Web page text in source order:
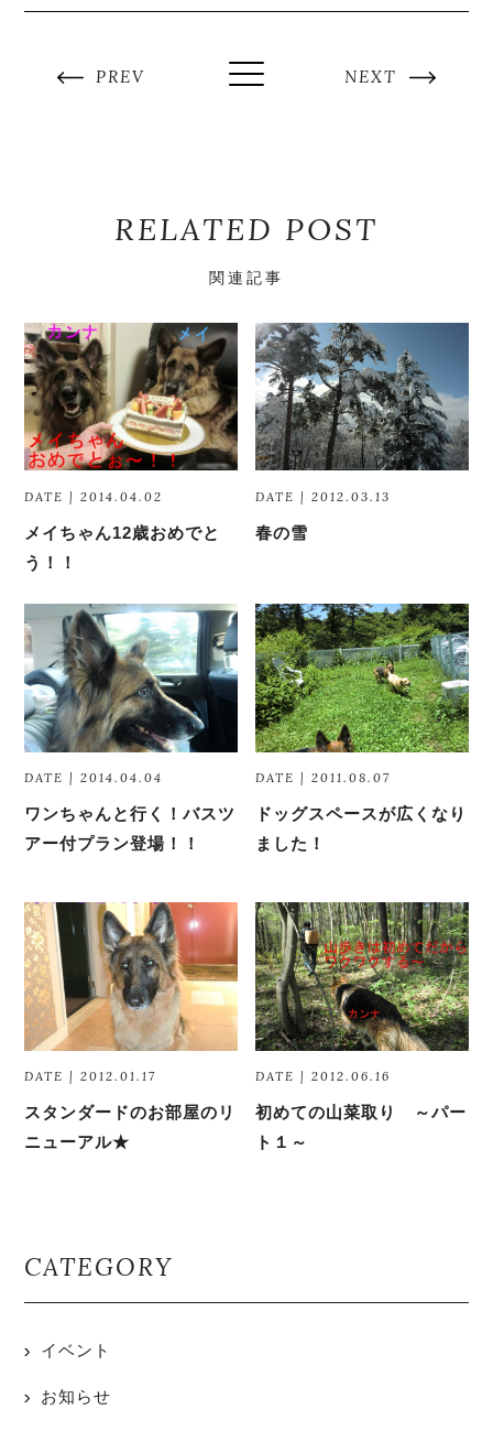
PREV NEXT
RELATED POST
関連記事
DATE | 2014.04.02
メイちゃん12歳おめでと
う！！
DATE | 2012.03.13
春の雪
DATE | 2014.04.04
ワンちゃんと行く！バスツ
アー付プラン登場！！
DATE | 2011.08.07
ドッグスペースが広くなり
ました！
DATE | 2012.01.17
スタンダードのお部屋のリ
ニューアル★
DATE | 2012.06.16
初めての山菜取り ～パー
ト１～
CATEGORY
イベント
お知らせ